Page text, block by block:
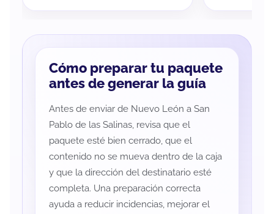
Cómo preparar tu paquete
antes de generar la guía
Antes de enviar de Nuevo León a San
Pablo de las Salinas, revisa que el
paquete esté bien cerrado, que el
contenido no se mueva dentro de la caja
y que la dirección del destinatario esté
completa. Una preparación correcta
ayuda a reducir incidencias, mejorar el